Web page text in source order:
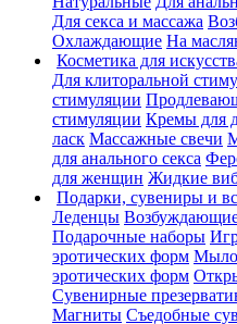
Для секса и массажа
Охлаждающие На
Косметика для
Для клиторальной
стимуляции
стимуляции Кремы для
ласк Массажные свечи
для анального секса
для женщин Жидкие
Подарки, сувениры и
Леденцы
Подарочные наборы
эротических форм Мыло
эротических форм
Сувенирные
Магниты Съедобные